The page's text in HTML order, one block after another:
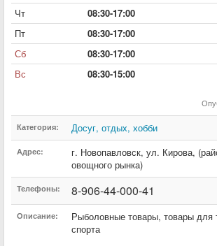
Чт
08:30-17:00
Пт
08:30-17:00
Сб
08:30-17:00
Вс
08:30-15:00
Категория: Досуг, отдых, хобби
Адрес: г. Новопавловск, ул. Кирова,
овощного рынка)
Телефоны: 8-906-44-000-41
Описание:
Рыболовные товары, товары для
спорта